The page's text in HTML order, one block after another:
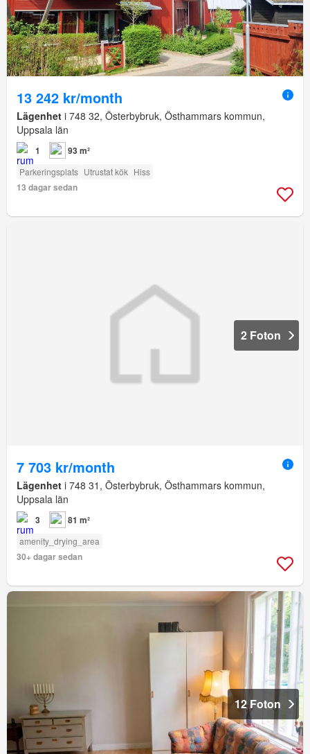
13 242 kr/month
Lägenhet i 748 32, Österbybruk, Östhammars kommun,
Uppsala län
1 93 m²
Parkeringsplats Utrustat kök Hiss
13 dagar sedan
2 Foton
7 703 kr/month
Lägenhet i 748 31, Österbybruk, Östhammars kommun,
Uppsala län
3 81 m²
amenity_drying_area
30+ dagar sedan
12 Foton